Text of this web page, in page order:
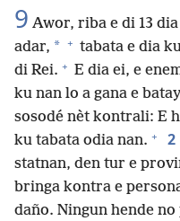
9 Awor, riba e di 13
adar, * + tabata e dia
di Rei. + E dia ei, e
ku nan lo a gana e
sosodé nèt kontrali: E
ku tabata odia nan. + 2
statnan, den tur e
bringa kontra e
daño. Ningun hende